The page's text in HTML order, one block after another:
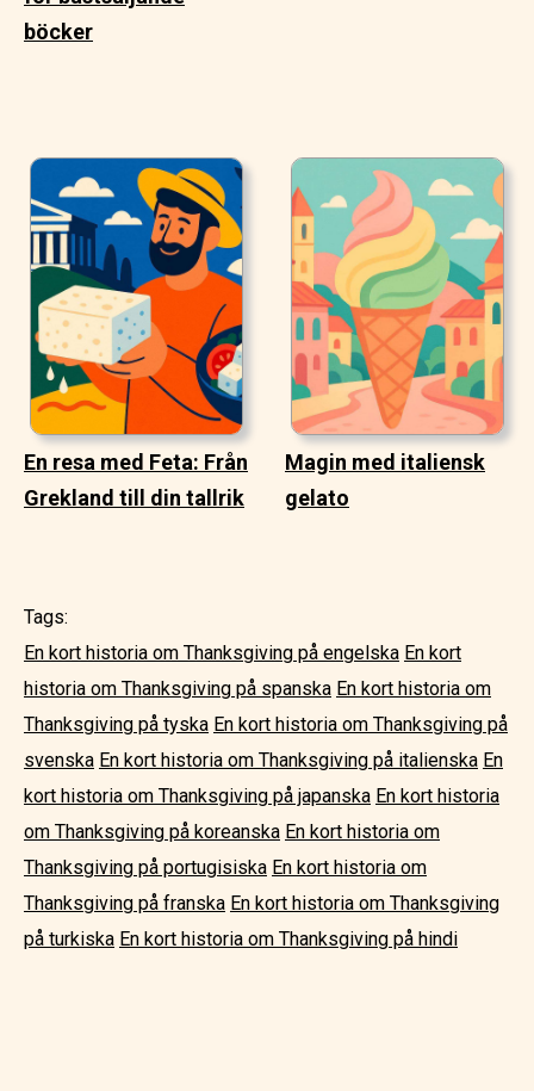
böcker
En resa med Feta: Från
Grekland till din tallrik
Magin med italiensk
gelato
Tags:
En kort historia om Thanksgiving på engelska En kort
historia om Thanksgiving på spanska En kort historia om
Thanksgiving på tyska En kort historia om Thanksgiving på
svenska En kort historia om Thanksgiving på italienska En
kort historia om Thanksgiving på japanska En kort historia
om Thanksgiving på koreanska En kort historia om
Thanksgiving på portugisiska En kort historia om
Thanksgiving på franska En kort historia om Thanksgiving
på turkiska En kort historia om Thanksgiving på hindi